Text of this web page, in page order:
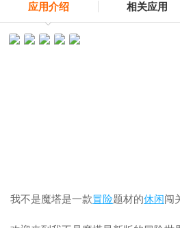
应用介绍 相关应用
我不是魔塔是一款冒险题材的休闲闯